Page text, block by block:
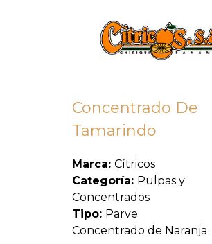
Concentrado De
Tamarindo
Marca: Cítricos
Categoría: Pulpas y
Concentrados
Tipo: Parve
Concentrado de Naranja